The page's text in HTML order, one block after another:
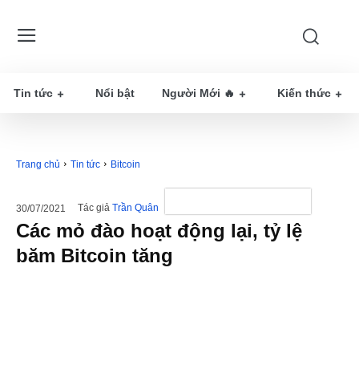
Tin tức Nổi bật Người Mới 🔥 Kiến thức
Trang chủ Tin tức Bitcoin
30/07/2021 Tác giả Trần Quân
Các mỏ đào hoạt động lại, tỷ lệ
băm Bitcoin tăng